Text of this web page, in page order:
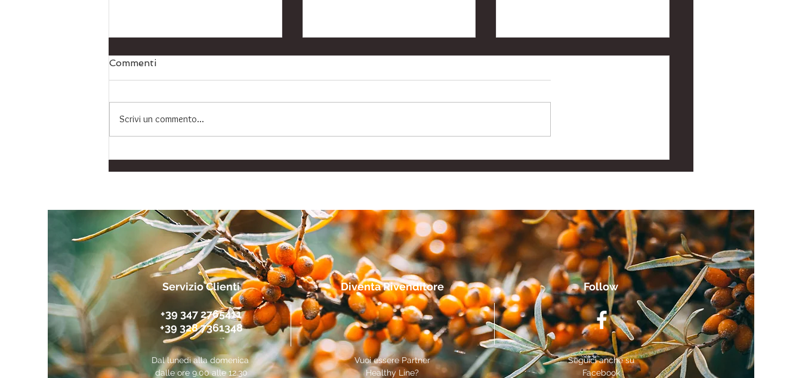
Commenti
Scrivi un commento...
Servizio Clienti
+39 347 2765411
+39 328 7361348
Dal lunedì alla domenica
dalle ore 9.00 alle 12.30
Diventa Rivenditore
Vuoi essere Partner
Healthy Line?
Follow
Seguici anche su
Facebook